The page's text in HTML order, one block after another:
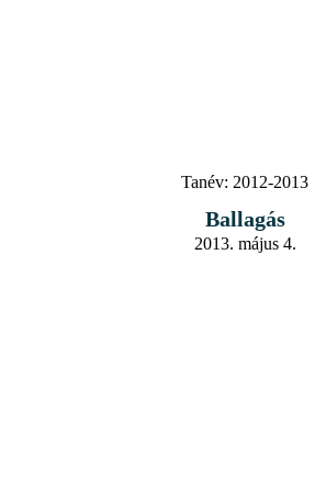
Tanév: 2012-2013
Ballagás
2013. május 4.